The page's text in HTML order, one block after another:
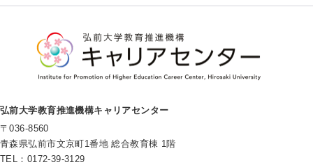
弘前大学教育推進機構キャリアセンター
〒036-8560
青森県弘前市文京町1番地 総合教育棟 1階
TEL：0172-39-3129